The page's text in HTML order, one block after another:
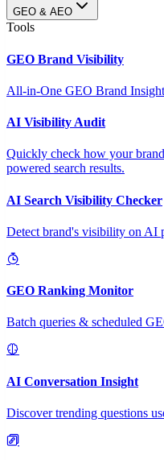
GEO & AEO
Tools
GEO Brand Visibility
All-in-One GEO Brand
AI Visibility Audit
Quickly check how your
powered search results.
AI Search Visibility Checker
Detect brand's visibility on AI
GEO Ranking Monitor
Batch queries & scheduled
AI Conversation Insight
Discover trending questions